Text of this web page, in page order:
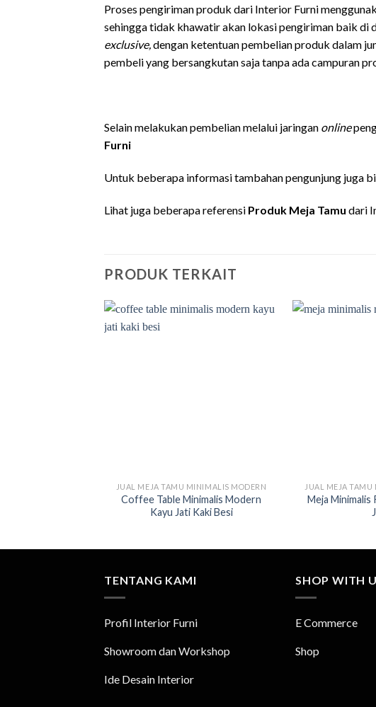
Proses pengiriman produk dari Interior Furni
sehingga tidak khawatir akan lokasi pengiriman baik di
exclusive,dengan ketentuan pembelian produk dalam
pembeli yang bersangkutan saja tanpa ada campuran
Selain melakukan pembelian melalui jaringan online
Furni
Untuk beberapa informasi tambahan pengunjung juga
Lihat juga beberapa referensi Produk Meja Tamu dari
PRODUK TERKAIT
JUAL MEJA TAMU MINIMALIS MODERN
Coffee Table Minimalis Modern
Kayu Jati Kaki Besi
JUAL MEJA
Meja Minimalis
TENTANG KAMI
Profil Interior Furni
Showroom dan Workshop
Ide Desain Interior
SHOP WITH
E Commerce
Shop